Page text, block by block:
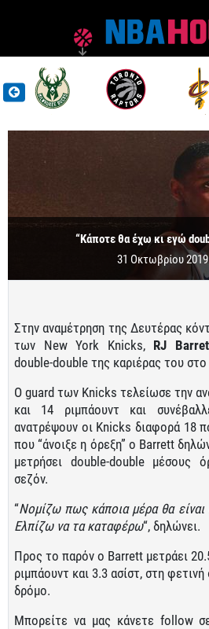
“Κάποτε θα έχω κι εγώ
31 Οκτωβρίου
Στην αναμέτρηση της Δευτέρας
των New York Knicks, RJ
double-double της καριέρας του
O guard των Knicks τελείωσε την
και 14 ριμπάουντ και
ανατρέψουν οι Knicks διαφορά 18
που “άνοιξε η όρεξη” ο Barrett
μετρήσει double-double μέσους
σεζόν.
“Νομίζω πως κάποια μέρα θα
Ελπίζω να τα καταφέρω“, δηλώνει.
Προς το παρόν ο Barrett μετράει
ριμπάουντ και 3.3 ασίστ, στη
δρόμο.
Μπορείτε να μας κάνετε follow